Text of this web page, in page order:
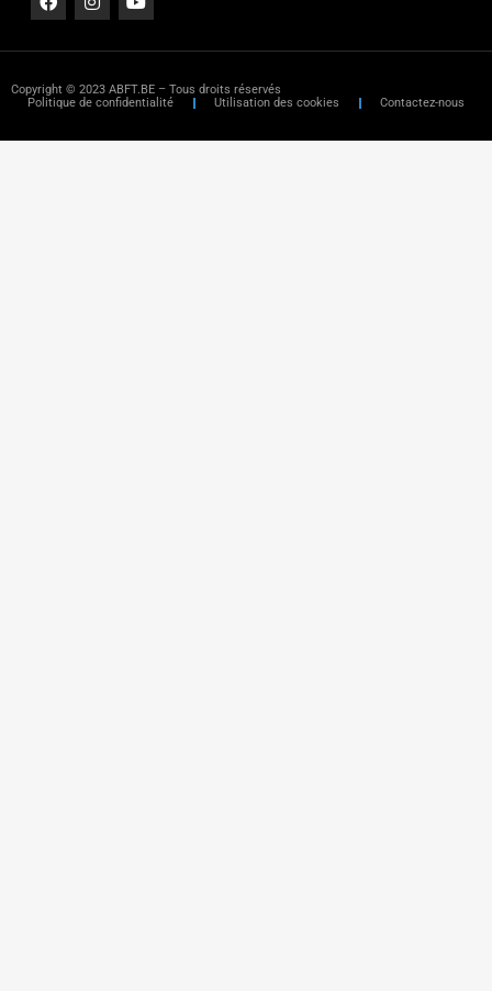
Copyright © 2023 ABFT.BE – Tous droits réservés
Politique de confidentialité
Utilisation des cookies Contactez-nous